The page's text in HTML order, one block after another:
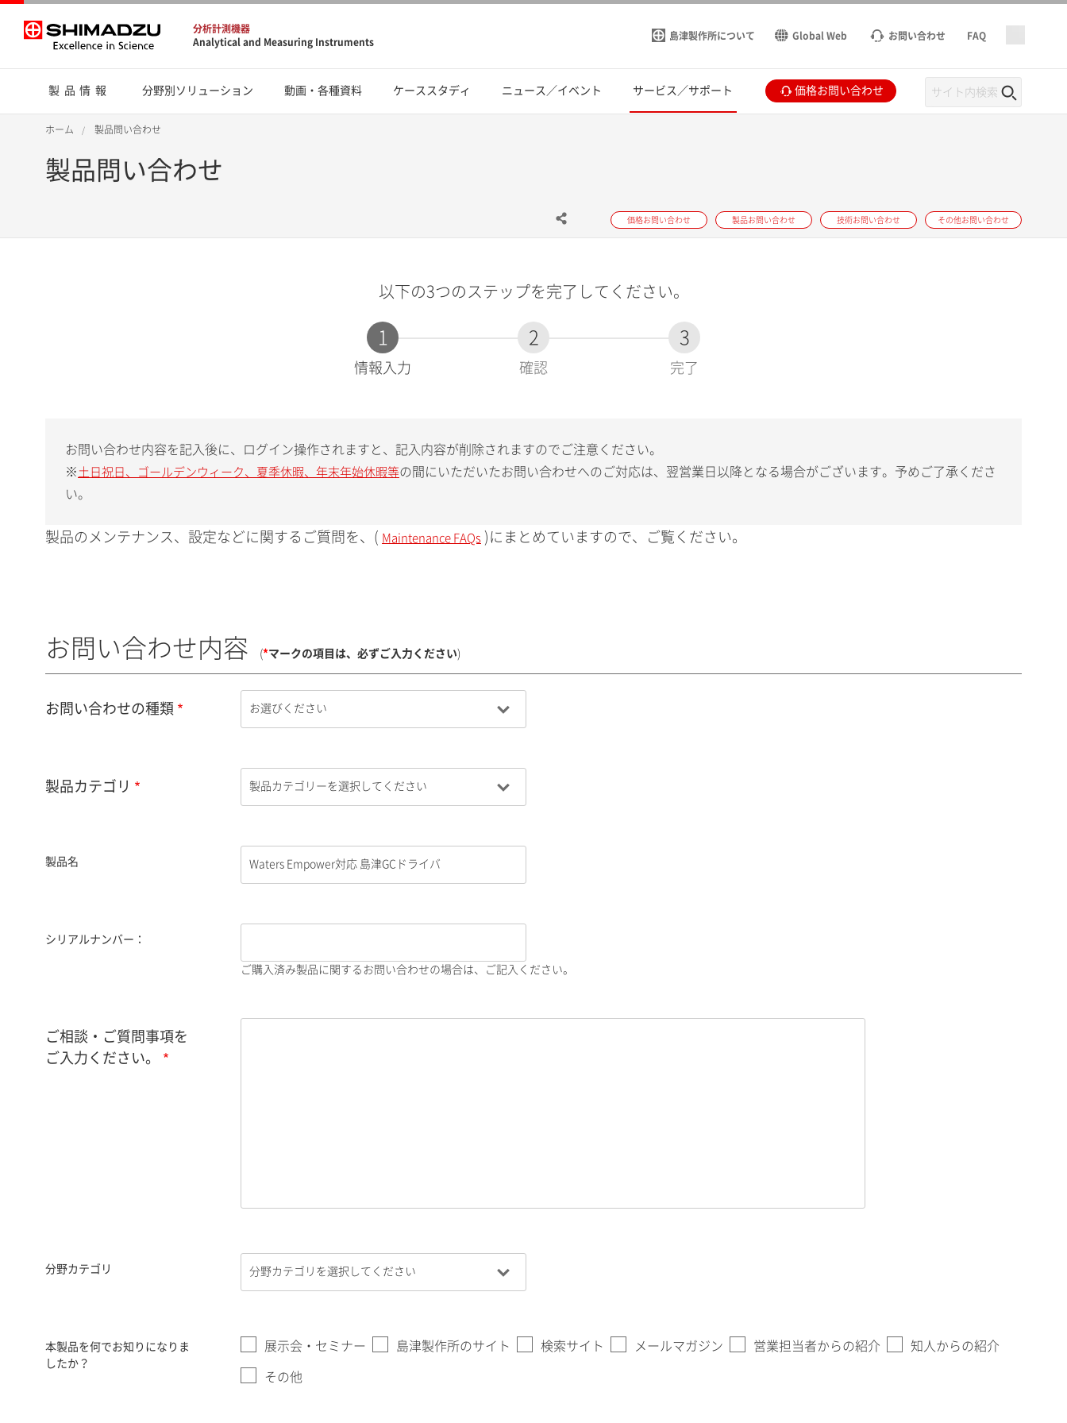
分析計測機器
Analytical and Measuring Instruments
島津製作所について Global Web お問い合わせ FAQ
製品情報 分野別ソリューション 動画・各種資料 ケーススタディ ニュース／イベント サービス／サポート 価格お問い合わせ
ホーム 製品問い合わせ
製品問い合わせ
価格お問い合わせ 製品お問い合わせ 技術お問い合わせ その他お問い合わせ
以下の3つのステップを完了してください。
1
現
情報入力
2
確認
3
完了
お問い合わせ内容を記入後に、ログイン操作されますと、記入内容が削除されますのでご注意ください。
※ 土日祝日、ゴールデンウィーク、夏季休暇、年末年始休暇等の間にいただいたお問い合わせへのご対応は、翌営業日以降となる場合がございます。予めご了承くださ
い。
製品のメンテナンス、設定などに関するご質問を、( Maintenance FAQs )にまとめていますので、ご覧ください。
お問い合わせ内容 (*マークの項目は、必ずご入力ください)
お問い合わせの種類
製品カテゴリ
製品名
シリアルナンバー：
ご購入済み製品に関するお問い合わせの場合は、ご記入ください。
ご相談・ご質問事項を
ご入力ください。
分野カテゴリ
本製品を何でお知りになりま
したか？
展示会・セミナー 島津製作所のサイト 検索サイト メールマガジン 営業担当者からの紹介 知人からの紹介
その他